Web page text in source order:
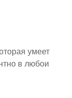
умеет
в любои